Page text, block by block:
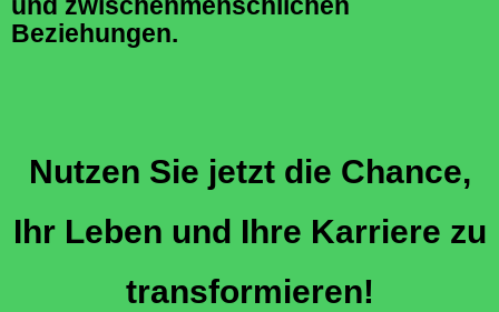
und zwischenmenschlichen
Beziehungen.
Nutzen Sie jetzt die Chance,
Ihr Leben und Ihre Karriere zu
transformieren!